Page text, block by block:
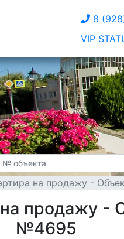
8
VIP
на продажу -
продажу -
№4695